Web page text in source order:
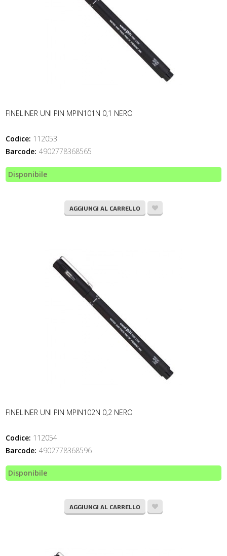
FINELINER UNI PIN MPIN101N 0,1 NERO
Codice: 112053
Barcode: 4902778368565
Disponibile
AGGIUNGI AL CARRELLO
FINELINER UNI PIN MPIN102N 0,2 NERO
Codice: 112054
Barcode: 4902778368596
Disponibile
AGGIUNGI AL CARRELLO